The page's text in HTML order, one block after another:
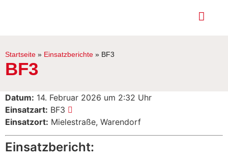
Startseite » Einsatzberichte » BF3
BF3
Datum: 14. Februar 2026 um 2:32 Uhr
Einsatzart: BF3
Einsatzort: Mielestraße, Warendorf
Einsatzbericht: